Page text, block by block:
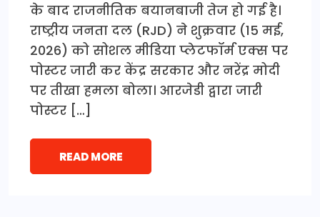
के बाद राजनीतिक बयानबाजी तेज हो गई है।
राष्ट्रीय जनता दल (RJD) ने शुक्रवार (15 मई,
2026) को सोशल मीडिया प्लेटफॉर्म एक्स पर
पोस्टर जारी कर केंद्र सरकार और नरेंद्र मोदी
पर तीखा हमला बोला। आरजेडी द्वारा जारी
पोस्टर […]
READ MORE